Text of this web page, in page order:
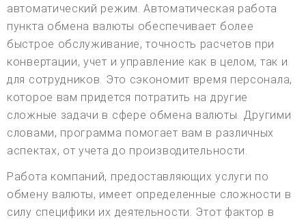
автоматический режим. Автоматическая работа
пункта обмена валюты обеспечивает более
быстрое обслуживание, точность расчетов при
конвертации, учет и управление как в целом, так и
для сотрудников. Это сэкономит время персонала,
которое вам придется потратить на другие
сложные задачи в сфере обмена валюты. Другими
словами, программа помогает вам в различных
аспектах, от учета до производительности.
Работа компаний, предоставляющих услуги по
обмену валюты, имеет определенные сложности в
силу специфики их деятельности. Этот фактор в